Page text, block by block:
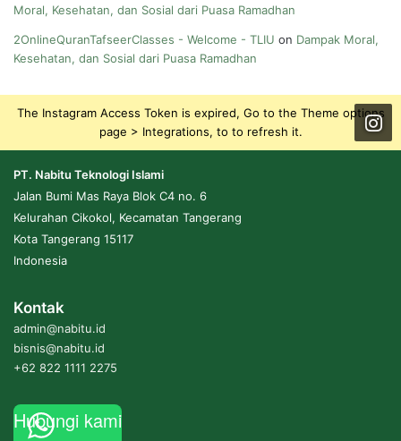
Moral, Kesehatan, dan Sosial dari Puasa Ramadhan
2OnlineQuranTafseerClasses - Welcome - TLIU on Dampak Moral,
Kesehatan, dan Sosial dari Puasa Ramadhan
The Instagram Access Token is expired, Go to the Theme options
page > Integrations, to to refresh it.
PT. Nabitu Teknologi Islami
Jalan Bumi Mas Raya Blok C4 no. 6
Kelurahan Cikokol, Kecamatan Tangerang
Kota Tangerang 15117
Indonesia
Kontak
admin@nabitu.id
bisnis@nabitu.id
+62 822 1111 2275
Hubungi kami